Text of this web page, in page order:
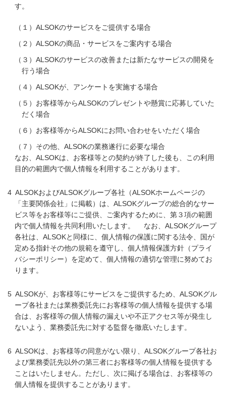
す。
（１）ALSOKのサービスをご提供する場合
（２）ALSOKの商品・サービスをご案内する場合
（３）ALSOKのサービスの改善または新たなサービスの開発を
行う場合
（４）ALSOKが、アンケートを実施する場合
（５）お客様等からALSOKのプレゼントや懸賞に応募していた
だく場合
（６）お客様等からALSOKにお問い合わせをいただく場合
（７）その他、ALSOKの業務遂行に必要な場合
なお、ALSOKは、お客様等との契約が終了した後も、この利用
目的の範囲内で個人情報を利用することがあります。
ALSOKおよびALSOKグループ各社（ALSOKホームページの
「主要関係会社」に掲載）は、ALSOKグループの総合的なサー
ビス等をお客様等にご提供、ご案内するために、第３項の範囲
内で個人情報を共同利用いたします。 なお、ALSOKグループ
各社は、ALSOKと同様に、個人情報の保護に関する法令、国が
定める指針その他の規範を遵守し、個人情報保護方針（プライ
バシーポリシー）を定めて、個人情報の適切な管理に努めてお
ります。
ALSOKが、お客様等にサービスをご提供するため、ALSOKグル
ープ各社または業務委託先にお客様等の個人情報を提供する場
合は、お客様等の個人情報の漏えいや不正アクセス等が発生し
ないよう、業務委託先に対する監督を徹底いたします。
ALSOKは、お客様等の同意がない限り、ALSOKグループ各社お
よび業務委託先以外の第三者にお客様等の個人情報を提供する
ことはいたしません。ただし、次に掲げる場合は、お客様等の
個人情報を提供することがあります。